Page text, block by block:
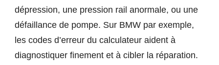
dépression, une pression rail anormale, ou une
défaillance de pompe. Sur BMW par exemple,
les codes d’erreur du calculateur aident à
diagnostiquer finement et à cibler la réparation.